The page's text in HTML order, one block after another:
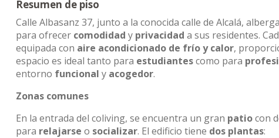
Resumen de piso
Calle Albasanz 37, junto a la conocida calle de Alcalá,
para ofrecer comodidad y privacidad a sus residentes.
equipada con aire acondicionado de frío y calor,
espacio es ideal tanto para estudiantescomo para
entorno funcional y acogedor.
Zonas comunes
En la entrada del coliving, se encuentra un gran patiocon
para relajarse o socializar. El edificio tiene dos plantas: